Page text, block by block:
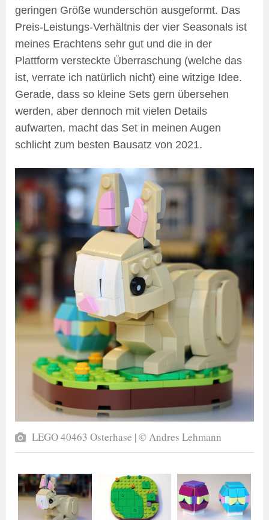
geringen Größe wunderschön ausgeformt. Das
Preis-Leistungs-Verhältnis der vier Seasonals ist
meines Erachtens sehr gut und die in der
Plattform versteckte Überraschung (welche das
ist, verrate ich natürlich nicht) eine witzige Idee.
Gerade, dass so kleine Sets gern übersehen
werden, aber dennoch mit vielen Details
aufwarten, macht das Set in meinen Augen
schlicht zum besten Bausatz von 2021.
LEGO 40463 Osterhase | © Andres Lehmann